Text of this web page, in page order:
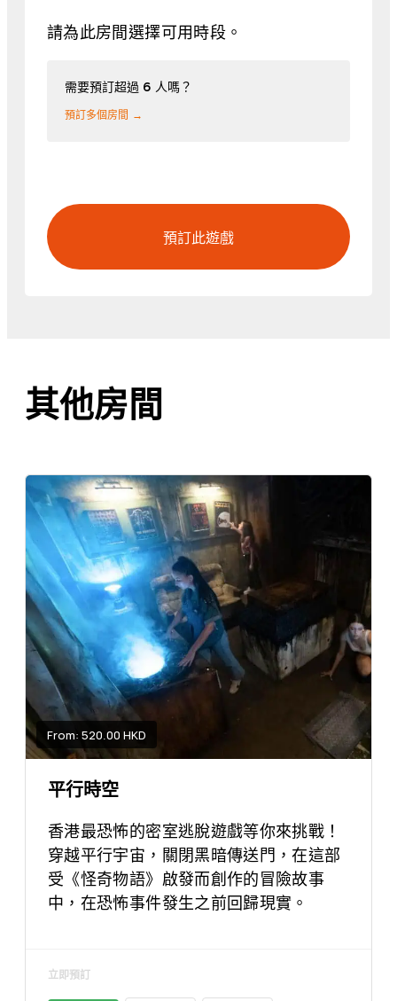
請為此房間選擇可用時段。
需要預訂超過 6 人嗎？
預訂多個房間 →
預訂此遊戲
其他房間
From: 520.00 HKD
平行時空
香港最恐怖的密室逃脫遊戲等你來挑戰！
穿越平行宇宙，關閉黑暗傳送門，在這部
受《怪奇物語》啟發而創作的冒險故事
中，在恐怖事件發生之前回歸現實。
立即預訂